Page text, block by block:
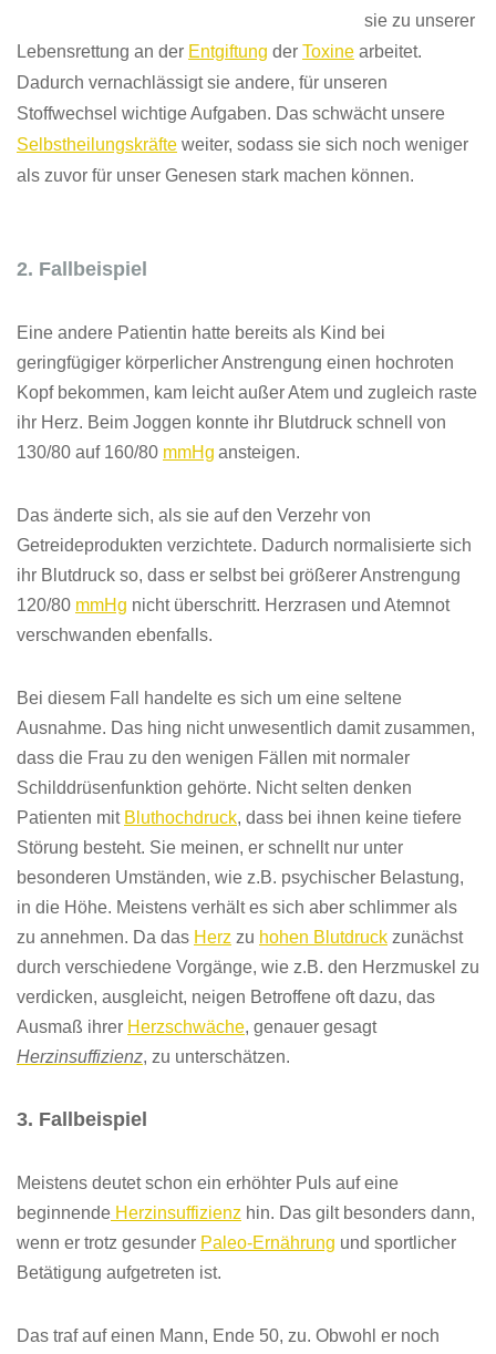
sie zu unserer
Lebensrettung an der Entgiftung der Toxine arbeitet.
Dadurch vernachlässigt sie andere, für unseren
Stoffwechsel wichtige Aufgaben. Das schwächt unsere
Selbstheilungskräfte weiter, sodass sie sich noch weniger
als zuvor für unser Genesen stark machen können.
2. Fallbeispiel
Eine andere Patientin hatte bereits als Kind bei
geringfügiger körperlicher Anstrengung einen hochroten
Kopf bekommen, kam leichtaußer Atem und zugleich raste
ihr Herz. Beim Joggen konnte ihr Blutdruck schnell von
130/80 auf 160/80 mmHg ansteigen.
Das änderte sich, als sie auf den Verzehr von
Getreideprodukten verzichtete. Dadurch normalisierte sich
ihr Blutdruck so, dass er selbst bei größerer Anstrengung
120/80 mmHg nicht überschritt. Herzrasen und Atemnot
verschwanden ebenfalls.
Bei diesem Fall handelte es sich um eine seltene
Ausnahme. Das hing nicht unwesentlich damit zusammen,
dass die Frau zu den wenigen Fällen mit normaler
Schilddrüsenfunktion gehörte. Nicht selten denken
Patienten mit Bluthochdruck, dass bei ihnen keine tiefere
Störung besteht. Sie meinen, er schnellt nur unter
besonderen Umständen, wie z.B. psychischer Belastung,
in die Höhe. Meistens verhält es sich aber schlimmer als
zu annehmen. Da das Herz zu hohen Blutdruck zunächst
durch verschiedene Vorgänge, wie z.B. den Herzmuskel zu
verdicken, ausgleicht, neigen Betroffene oft dazu, das
Ausmaß ihrer Herzschwäche, genauer gesagt
Herzinsuffizienz, zu unterschätzen.
3. Fallbeispiel
Meistens deutet schon ein erhöhter Puls auf eine
beginnende Herzinsuffizienz hin. Das gilt besonders dann,
wenn er trotz gesunder Paleo-Ernährung und sportlicher
Betätigung aufgetreten ist.
Das traf auf einen Mann, Ende 50, zu. Obwohl er noch